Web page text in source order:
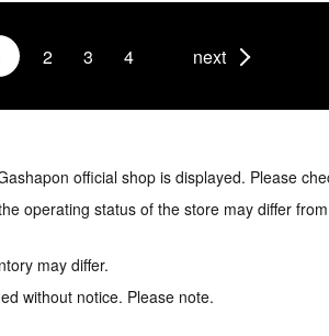
2 3 4 next
official shop is displayed. Please
operating status of the store may differ
may differ.
without notice. Please note.